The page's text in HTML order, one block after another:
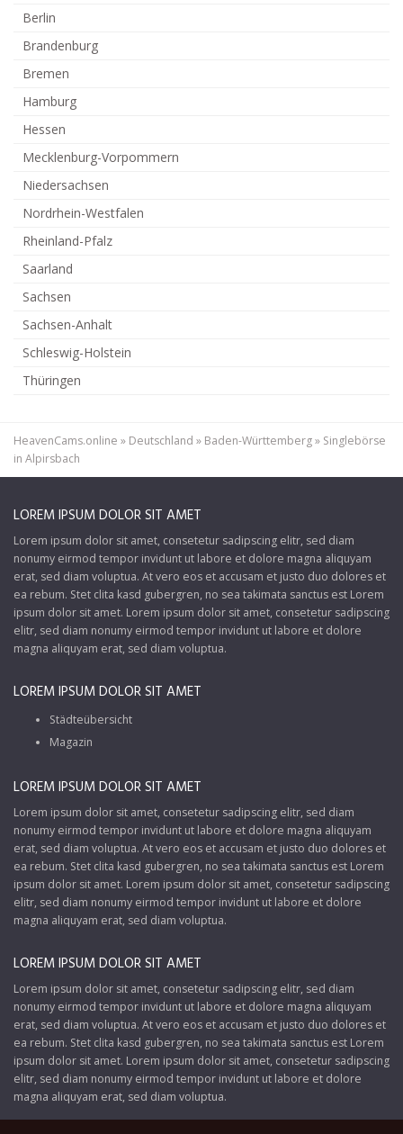
Berlin
Brandenburg
Bremen
Hamburg
Hessen
Mecklenburg-Vorpommern
Niedersachsen
Nordrhein-Westfalen
Rheinland-Pfalz
Saarland
Sachsen
Sachsen-Anhalt
Schleswig-Holstein
Thüringen
HeavenCams.online » Deutschland » Baden-Württemberg» Singlebörse
in Alpirsbach
LOREM IPSUM DOLOR SIT AMET
Lorem ipsum dolor sit amet, consetetur sadipscing elitr, sed diam
nonumy eirmod tempor invidunt ut labore et dolore magna aliquyam
erat, sed diam voluptua. At vero eos et accusam et justo duo dolores et
ea rebum. Stet clita kasd gubergren, no sea takimata sanctus est Lorem
ipsum dolor sit amet. Lorem ipsum dolor sit amet, consetetur sadipscing
elitr, sed diam nonumy eirmod tempor invidunt ut labore et dolore
magna aliquyam erat, sed diam voluptua.
LOREM IPSUM DOLOR SIT AMET
Städteübersicht
Magazin
LOREM IPSUM DOLOR SIT AMET
Lorem ipsum dolor sit amet, consetetur sadipscing elitr, sed diam
nonumy eirmod tempor invidunt ut labore et dolore magna aliquyam
erat, sed diam voluptua. At vero eos et accusam et justo duo dolores et
ea rebum. Stet clita kasd gubergren, no sea takimata sanctus est Lorem
ipsum dolor sit amet. Lorem ipsum dolor sit amet, consetetur sadipscing
elitr, sed diam nonumy eirmod tempor invidunt ut labore et dolore
magna aliquyam erat, sed diam voluptua.
LOREM IPSUM DOLOR SIT AMET
Lorem ipsum dolor sit amet, consetetur sadipscing elitr, sed diam
nonumy eirmod tempor invidunt ut labore et dolore magna aliquyam
erat, sed diam voluptua. At vero eos et accusam et justo duo dolores et
ea rebum. Stet clita kasd gubergren, no sea takimata sanctus est Lorem
ipsum dolor sit amet. Lorem ipsum dolor sit amet, consetetur sadipscing
elitr, sed diam nonumy eirmod tempor invidunt ut labore et dolore
magna aliquyam erat, sed diam voluptua.